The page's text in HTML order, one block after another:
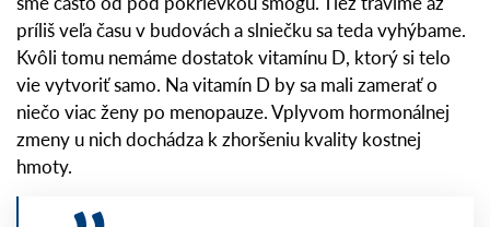
príliš veľa času v budovách a slniečku sa teda vyhýbame.
Kvôli tomu nemáme dostatok vitamínu D, ktorý si telo
vie vytvoriť samo. Na vitamín D by sa mali zamerať o
niečo viac ženy po menopauze. Vplyvom hormonálnej
zmeny u nich dochádza k zhoršeniu kvality kostnej
hmoty.